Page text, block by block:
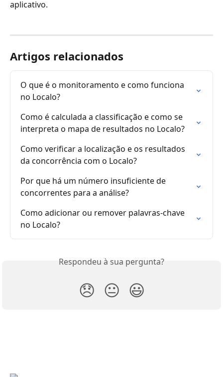
aplicativo.
Artigos relacionados
O que é o monitoramento e como funciona
no Localo?
Como é calculada a classificação e como se
interpreta o mapa de resultados no Localo?
Como verificar a localização e os resultados
da concorrência com o Localo?
Por que há um número insuficiente de
concorrentes para a análise?
Como adicionar ou remover palavras-chave
no Localo?
Respondeu à sua pergunta?
😞 😐 😃